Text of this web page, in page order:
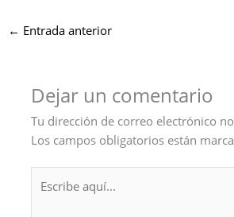
← Entrada anterior
Dejar un comentario
Tu dirección de correo electrónico
Los campos obligatorios están
aquí...